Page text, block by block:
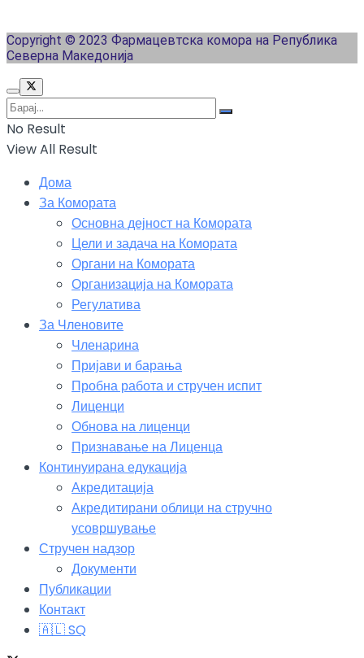
Copyright © 2023 Фармацевтска комора на Република
Северна Македонија
No Result
View All Result
Дома
За Комората
Основна дејност на Комората
Цели и задача на Комората
Органи на Комората
Организација на Комората
Регулатива
За Членовите
Членарина
Пријави и барања
Пробна работа и стручен испит
Лиценци
Обнова на лиценци
Признавање на Лиценца
Континуирана едукација
Акредитација
Акредитирани облици на стручно
усовршување
Стручен надзор
Документи
Публикации
Контакт
🇦🇱 SQ